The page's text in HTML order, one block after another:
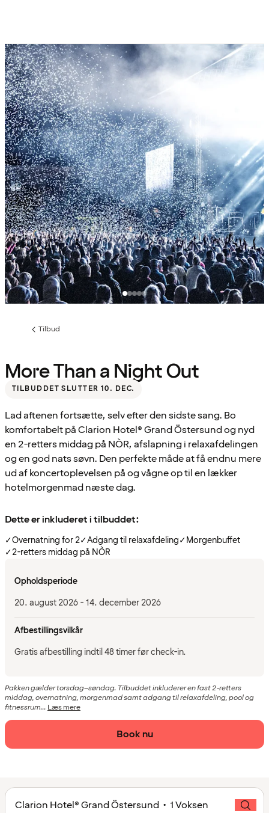
Forrige
Tilbud
More Than a Night Out
TILBUDDET SLUTTER 10. DEC.
Lad aftenen fortsætte, selv efter den sidste sang. Bo
komfortabelt på Clarion Hotel® Grand Östersund og nyd
en 2-retters middag på NÒR, afslapning i relaxafdelingen
og en god nats søvn. Den perfekte måde at få endnu mere
ud af koncertoplevelsen på og vågne op til en lækker
hotelmorgenmad næste dag.
Dette er inkluderet i tilbuddet:
✓Overnatning for 2✓Adgang til relaxafdeling✓Morgenbuffet
✓2-retters middag på NÒR
Opholdsperiode
20. august 2026 - 14. december 2026
Afbestillingsvilkår
Gratis afbestilling indtil 48 timer før check-in.
Pakken gælder torsdag–søndag. Tilbuddet inkluderer en fast 2-retters
middag, overnatning, morgenmad samt adgang til relaxafdeling, pool og
fitnessrum... Læs mere
Book nu
Clarion Hotel® Grand Östersund • 1 Voksen